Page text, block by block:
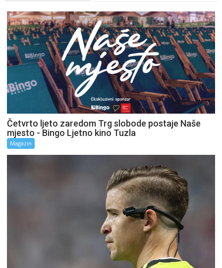
Četvrto ljeto zaredom Trg slobode postaje Naše
mjesto - Bingo Ljetno kino Tuzla
Magazin